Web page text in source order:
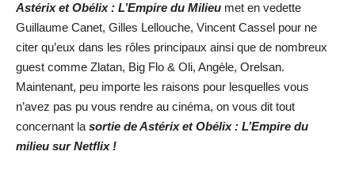
Astérix et Obélix : L’Empire du Milieu met en vedette
Guillaume Canet, Gilles Lellouche, Vincent Cassel pour ne
citer qu’eux dans les rôles principaux ainsi que de nombreux
guest comme Zlatan, Big Flo & Oli, Angèle, Orelsan.
Maintenant, peu importe les raisons pour lesquelles vous
n’avez pas pu vous rendre au cinéma, on vous dit tout
concernant la sortie deAstérix et Obélix : L’Empire du
milieu sur Netflix !